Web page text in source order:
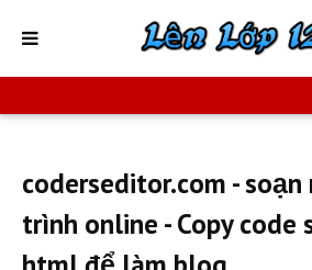
coderseditor.com -
trình online - Copy code